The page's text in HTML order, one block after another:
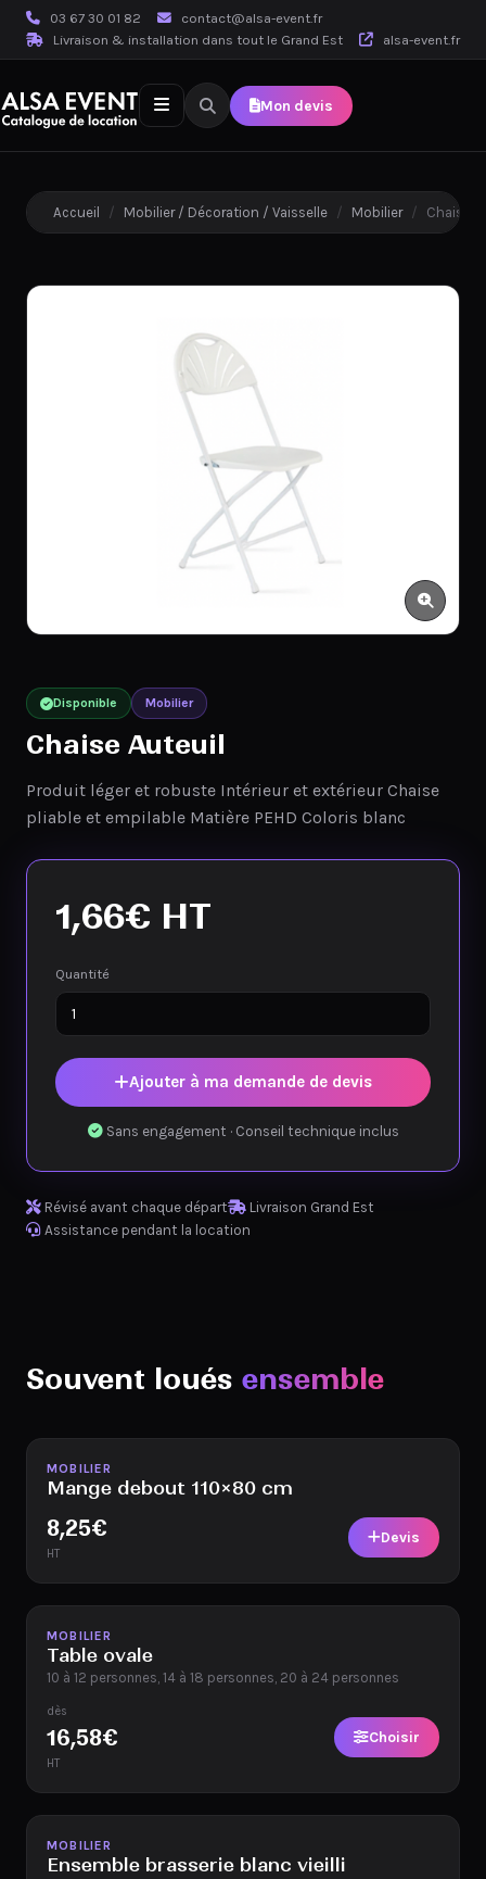
03 67 30 01 82
contact@alsa-event.fr
Livraison & installation dans tout le Grand Est
alsa-event.fr
Mon devis
Accueil / Mobilier / Décoration / Vaisselle / Mobilier / Chaise
Disponible Mobilier
Chaise Auteuil
Produit léger et robuste Intérieur et extérieur Chaise
pliable et empilable Matière PEHD Coloris blanc
1,66€ HT
Quantité
Ajouter à ma demande de devis
Sans engagement · Conseil technique inclus
Révisé avant chaque départ
Livraison Grand Est
Assistance pendant la location
Souvent loués ensemble
Disponible
MOBILIER
Mange debout 110×80 cm
8,25€
HT
Devis
Disponible
MOBILIER
Table ovale
10 à 12 personnes, 14 à 18 personnes, 20 à 24 personnes
dès
16,58€
HT
Choisir
Disponible
MOBILIER
Ensemble brasserie blanc vieilli